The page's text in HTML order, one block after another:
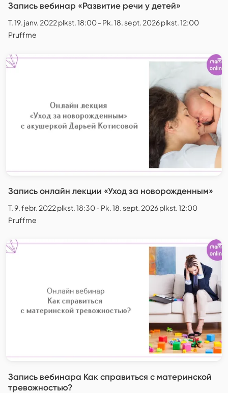
Запись вебинар «Развитие речи у детей»
T. 19. janv. 2022 plkst. 18:00 - Pk. 18. sept. 2026 plkst. 12:00
Pruffme
Запись онлайн лекции «Уход за новорожденным»
T. 9. febr. 2022 plkst. 18:30 - Pk. 18. sept. 2026 plkst. 12:00
Pruffme
Запись вебинара Как справиться с материнской
тревожностью?